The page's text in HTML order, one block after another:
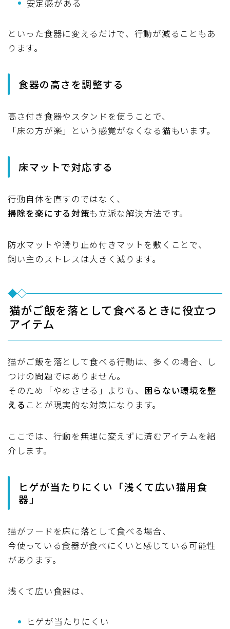
安定感がある
といった食器に変えるだけで、行動が減ることもあ
ります。
食器の高さを調整する
高さ付き食器やスタンドを使うことで、
「床の方が楽」という感覚がなくなる猫もいます。
床マットで対応する
行動自体を直すのではなく、
掃除を楽にする対策も立派な解決方法です。
防水マットや滑り止め付きマットを敷くことで、
飼い主のストレスは大きく減ります。
猫がご飯を落として食べるときに役立つ
アイテム
猫がご飯を落として食べる行動は、多くの場合、し
つけの問題ではありません。
そのため「やめさせる」よりも、 困らない環境を整
える ことが現実的な対策になります。
ここでは、行動を無理に変えずに済むアイテムを紹
介します。
ヒゲが当たりにくい「浅くて広い猫用食
器」
猫がフードを床に落として食べる場合、
今使っている食器が食べにくいと感じている可能性
があります。
浅くて広い食器は、
ヒゲが当たりにくい